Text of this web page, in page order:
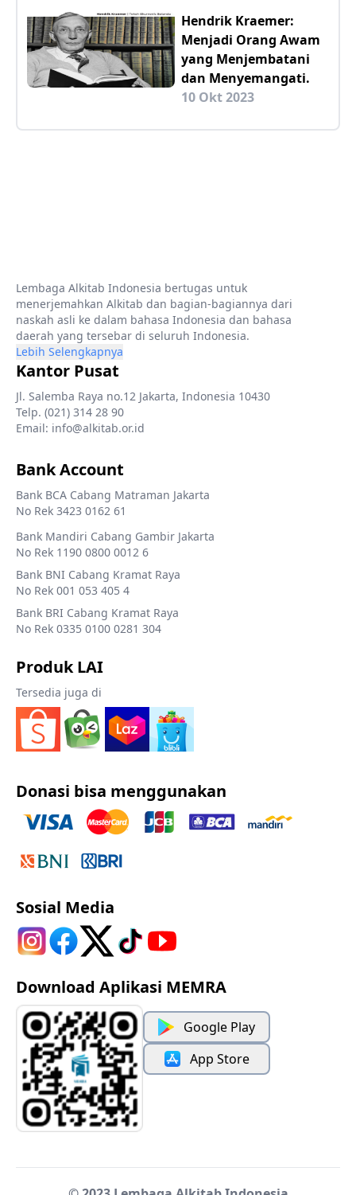
Hendrik Kraemer:
Menjadi Orang Awam
yang Menjembatani
dan Menyemangati.
10 Okt 2023
Lembaga Alkitab Indonesia bertugas untuk
menerjemahkan Alkitab dan bagian-bagiannya dari
naskah asli ke dalam bahasa Indonesia dan bahasa
daerah yang tersebar di seluruh Indonesia.
Lebih Selengkapnya
Kantor Pusat
Jl. Salemba Raya no.12 Jakarta, Indonesia 10430
Telp. (021) 314 28 90
Email: info@alkitab.or.id
Bank Account
Bank BCA Cabang Matraman Jakarta
No Rek 3423 0162 61
Bank Mandiri Cabang Gambir Jakarta
No Rek 1190 0800 0012 6
Bank BNI Cabang Kramat Raya
No Rek 001 053 405 4
Bank BRI Cabang Kramat Raya
No Rek 0335 0100 0281 304
Produk LAI
Tersedia juga di
Donasi bisa menggunakan
Sosial Media
Download Aplikasi MEMRA
Google Play
App Store